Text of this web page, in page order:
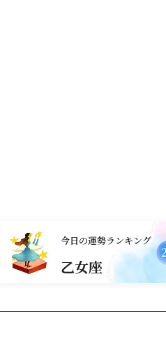
今日の運勢ランキング
乙女座